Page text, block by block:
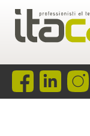
HOME
CHI SIAMO